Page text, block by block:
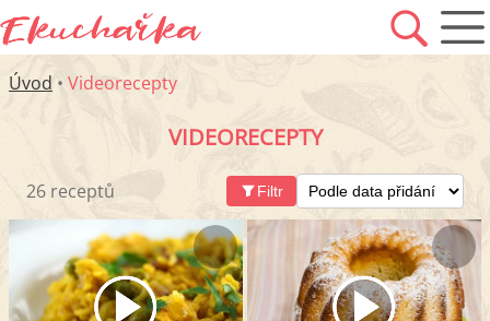
Úvod • Videorecepty
VIDEORECEPTY
26 receptů Filtr